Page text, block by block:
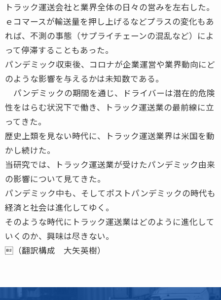
トラック運送会社と業界全体の日々の営みを左右した。
ｅコマースが輸送量を押し上げるなどプラスの変化もあ
れば、不測の事態（サプライチェーンの混乱など）によ
って停滞することもあった。
パンデミック収束後、コロナが企業運営や業界動向にど
のような影響を与えるかは未知数である。
パンデミックの期間を通じ、ドライバーは潜在的危険
性をはらむ状況下で働き、トラック運送業の最前線に立
ってきた。
歴史上類を見ない時代に、トラック運送業界は米国を動
かし続けた。
当研究では、トラック運送業が受けたパンデミック由来
の影響について見てきた。
パンデミック中も、そしてポストパンデミックの時代も
経済と社会は進化してゆく。
そのような時代にトラック運送業はどのように進化して
いくのか、興味は尽きない。
（翻訳構成 大矢英樹）